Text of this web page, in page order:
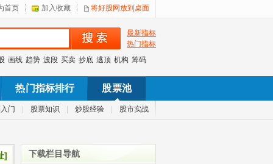
首页 加入收藏 将好股网放到桌面
最新指标
热门指标
画线 趋势 波段 买卖 抄底 逃顶 机构 筹码
热门指标排行 股票池
门 股票知识 炒股经验 股市实战
] 下载栏目导航